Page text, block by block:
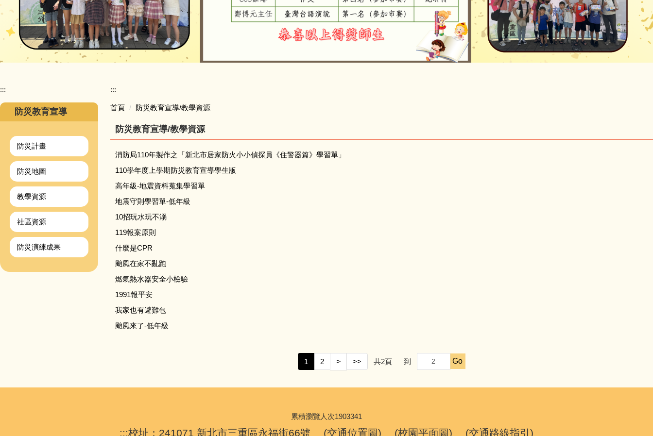
:::
防災教育宣導
防災計畫
防災地圖
教學資源
社區資源
防災演練成果
:::
首頁 防災教育宣導/教學資源
防災教育宣導/教學資源
消防局110年製作之「新北市居家防火小小偵探員《住警器篇》學習單」
110學年度上學期防災教育宣導學生版
高年級-地震資料蒐集學習單
地震守則學習單-低年級
10招玩水玩不溺
119報案原則
什麼是CPR
颱風在家不亂跑
燃氣熱水器安全小檢驗
1991報平安
我家也有避難包
颱風來了-低年級
1 2 > >> 共2頁 到 Go
累積瀏覽人次1903341
:::校址：241071 新北市三重區永福街66號 (交通位置圖) (校園平面圖) (交通路線指引 )